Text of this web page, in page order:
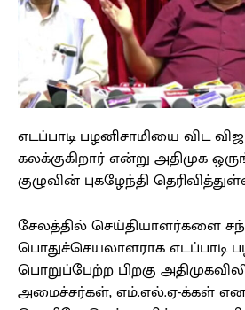
எடப்பாடி பழனிசாமியை விட
கலக்குகிறார் என்று அதிமுக
குழுவின் புகழேந்தி
சேலத்தில் செய்தியாளர்களை
பொதுச்செயலாளராக எடப்பாடி
பொறுப்பேற்ற பிறகு
அமைச்சர்கள், எம்.எல்.ஏ-க்கள் என